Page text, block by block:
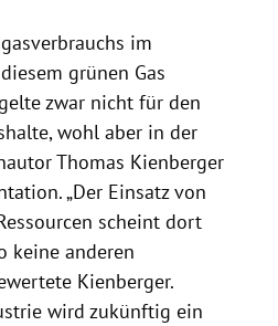
im
grünen Gas
zwar nicht für den
wohl aber in der
Thomas Kienberger
„Der Einsatz von
scheint dort
keine anderen
Kienberger.
wird zukünftig ein